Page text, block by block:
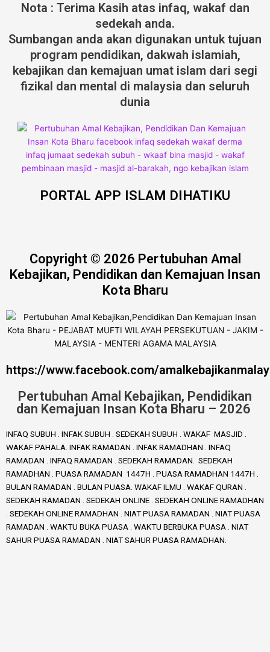
Nota : Terima Kasih atas infaq, wakaf dan
sedekah anda.
Sumbangan anda akan digunakan untuk tujuan
program pendidikan, dakwah islamiah,
kebajikan dan kemajuan umat islam dari segi
fizikal dan mental di malaysia dan seluruh
dunia
PORTAL APP ISLAM DIHATIKU
Copyright © 2026 Pertubuhan Amal
Kebajikan, Pendidikan dan Kemajuan Insan
Kota Bharu
https://www.facebook.com/
Pertubuhan Amal Kebajikan, Pendidikan
dan Kemajuan Insan Kota Bharu – 2026
INFAQ SUBUH . INFAK SUBUH . SEDEKAH SUBUH . WAKAF MASJID .
WAKAF PAHALA. INFAK RAMADAN . INFAK RAMADHAN . INFAQ
RAMADAN . INFAQ RAMADAN . SEDEKAH RAMADAN. SEDEKAH
RAMADHAN . PUASA RAMADAN 1447H . PUASA RAMADHAN 1447H .
BULAN RAMADAN . BULAN PUASA. WAKAF ILMU . WAKAF QURAN .
SEDEKAH RAMADAN . SEDEKAH ONLINE . SEDEKAH ONLINE RAMADHAN
. SEDEKAH ONLINE RAMADHAN . NIAT PUASA RAMADAN . NIAT PUASA
RAMADAN . WAKTU BUKA PUASA . WAKTU BERBUKA PUASA . NIAT
SAHUR PUASA RAMADAN . NIAT SAHUR PUASA RAMADHAN.